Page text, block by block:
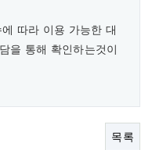
따라 이용 가능한 대
을 통해 확인하는것이
목록